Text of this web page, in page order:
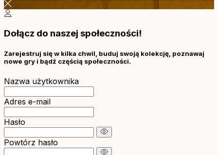
Dołącz do naszej społeczności!
Zarejestruj się w kilka chwil, buduj swoją kolekcję, poznawaj
nowe gry i bądź częścią społeczności.
Nazwa użytkownika
Adres e-mail
Hasło
Powtórz hasło